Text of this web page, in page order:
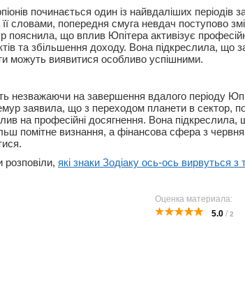
починається один із найвдаліших періодів
словами, попередня смуга невдач поступово
що вплив Юпітера активізує
та збільшення доходу. Вона підкреслила, що
можуть виявитися особливо успішними.
незважаючи на завершення вдалого періоду
заявила, що з переходом планети в сектор,
на професійні досягнення. Вона підкреслила,
помітне визнання, а фінансова сфера з
які знаки Зодіаку ось-ось вирвуться з
Оценка материала:
5.0 / 2